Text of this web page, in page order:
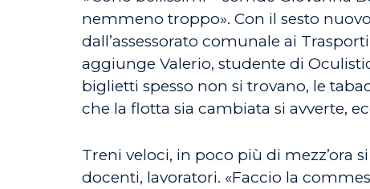
nemmeno troppo». Con il sesto
dall’assessorato comunale ai
aggiunge Valerio, studente di
biglietti spesso non si trovano, le
che la flotta sia cambiata si avverte,
Treni veloci, in poco più di mezz’ora
docenti, lavoratori. «Faccio la